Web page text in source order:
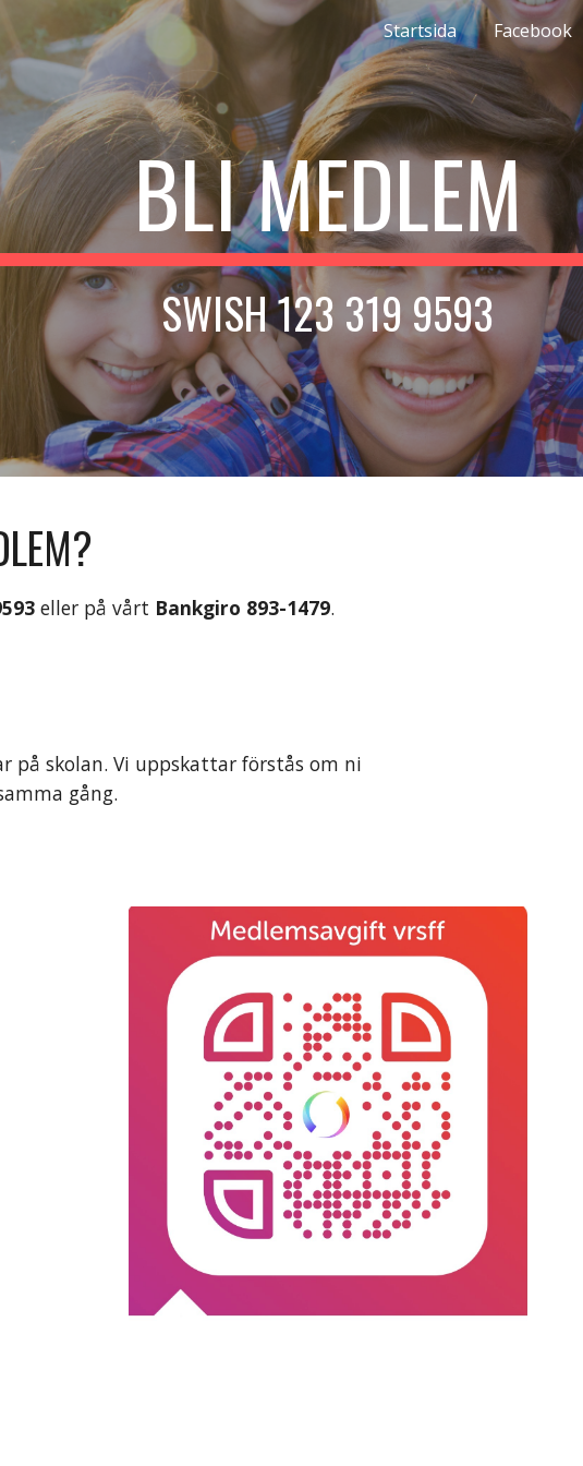
Skip to main content Skip to navigation
Startsida Facebook
BLI MEDLEM
SWISH 123 319 9593
eller på vårt Bankgiro 893-1479.
på skolan. Vi uppskattar förstås om ni
gång.